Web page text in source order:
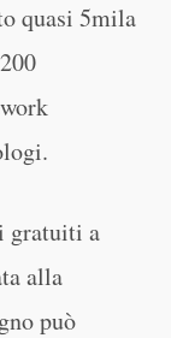
quasi 5mila
gratuiti a
alla
può